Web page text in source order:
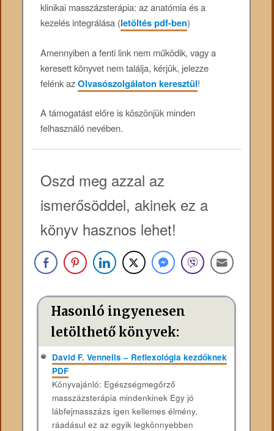
klinikai masszázsterápia: az anatómia és a
kezelés integrálása (letöltés pdf-ben)
Amennyiben a fenti link nem működik, vagy a
keresett könyvet nem találja, kérjük, jelezze
felénk azOlvasószolgálaton keresztül!
A támogatást előre is köszönjük minden
felhasználó nevében.
Oszd meg azzal az
ismerősöddel, akinek ez a
könyv hasznos lehet!
Hasonló ingyenesen
letölthető könyvek:
David F. Vennells – Reflexológia kezdőknek
PDF
Könyvajánló: Egészségmegőrző
masszázsterápia mindenkinek Egy jó
lábfejmasszázs igen kellemes élmény,
ráadásul ez az egyik legkönnyebben